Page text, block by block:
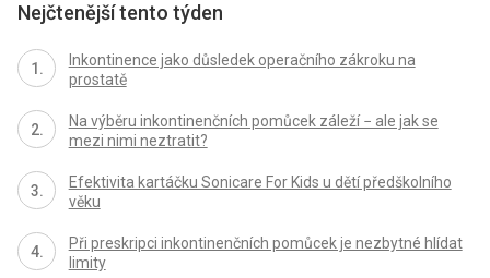
Nejčtenější tento týden
Inkontinence jako důsledek operačního zákroku na
prostatě
Na výběru inkontinenčních pomůcek záleží − ale jak se
mezi nimi neztratit?
Efektivita kartáčku Sonicare For Kids u dětí předškolního
věku
Při preskripci inkontinenčních pomůcek je nezbytné hlídat
limity